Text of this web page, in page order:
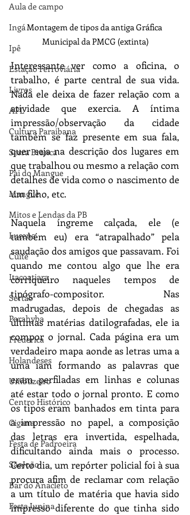
Aula de campo
Ingá
Ipê
Estação Ferroviária
Livros
APL
Cultura Paraibana
Serra Branca
Pai do Mangue
Mangue
Mitos e Lendas da PB
Lucena
Cuité
Itacoatiara
Sertão
Parahyba
Frederica
Holandeses
Umbuzeiro
Centro Histórico
Cigana
Festa de Padroeira
SãoJoão
Bar do Anacleto
Festa Junina
Montagem de tipos da antiga Gráfica
Municipal da PMCG (extinta)
Interessante ver como a oficina, o
trabalho, é parte central de sua vida.
Nada ele deixa de fazer relação com a
atividade que exercia. A íntima
impressão/observação da cidade
também se faz presente em sua fala,
quer seja na descrição dos lugares em
que trabalhou ou mesmo a relação com
detalhes de vida como o nascimento de
um filho, etc.
Naquela íngreme calçada, ele (e
também eu) era “atrapalhado” pela
saudação dos amigos que passavam. Foi
quando me contou algo que lhe era
corriqueiro naqueles tempos de
tipógrafo-compositor. Nas
madrugadas, depois de chegadas as
últimas matérias datilografadas, ele ia
compor o jornal. Cada página era um
verdadeiro mapa aonde as letras uma a
uma iam formando as palavras que
eram perfiladas em linhas e colunas
até estar todo o jornal pronto. E como
os tipos eram banhados em tinta para
a impressão no papel, a composição
das letras era invertida, espelhada,
dificultando ainda mais o processo.
Certo dia, um repórter policial foi à sua
procura afim de reclamar com relação
a um título de matéria que havia sido
impresso diferente do que tinha sido